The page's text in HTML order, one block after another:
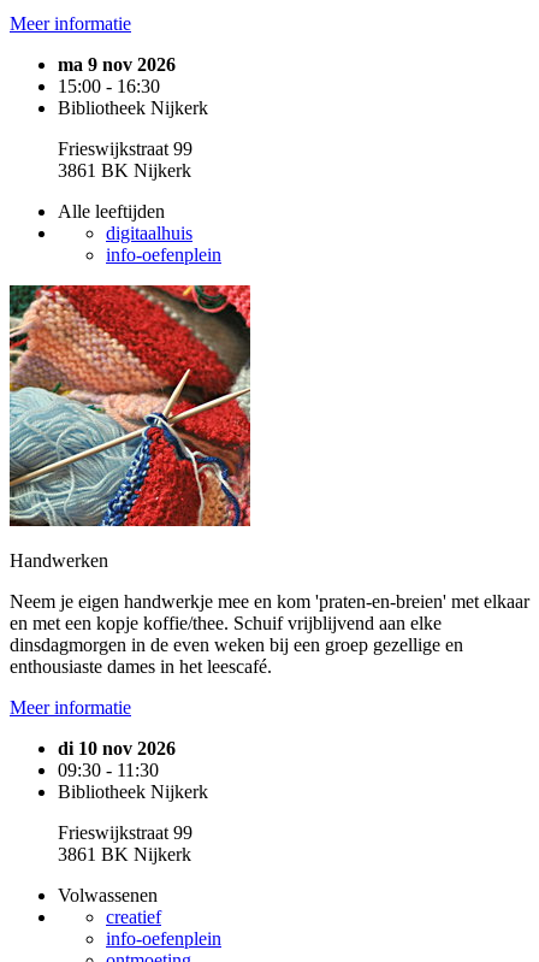
Meer informatie
ma 9 nov 2026
15:00 - 16:30
Bibliotheek Nijkerk
Frieswijkstraat 99
3861 BK Nijkerk
Alle leeftijden
digitaalhuis
info-oefenplein
Handwerken
Neem je eigen handwerkje mee en kom 'praten-en-breien' met elkaar
en met een kopje koffie/thee. Schuif vrijblijvend aan elke
dinsdagmorgen in de even weken bij een groep gezellige en
enthousiaste dames in het leescafé.
Meer informatie
di 10 nov 2026
09:30 - 11:30
Bibliotheek Nijkerk
Frieswijkstraat 99
3861 BK Nijkerk
Volwassenen
creatief
info-oefenplein